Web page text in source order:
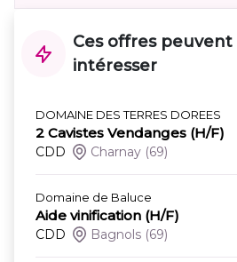
Ces offres peuvent
intéresser
DOMAINE DES TERRES DOREES
2 Cavistes Vendanges (H/F)
CDD Charnay (69)
Domaine de Baluce
Aide vinification (H/F)
CDD Bagnols (69)